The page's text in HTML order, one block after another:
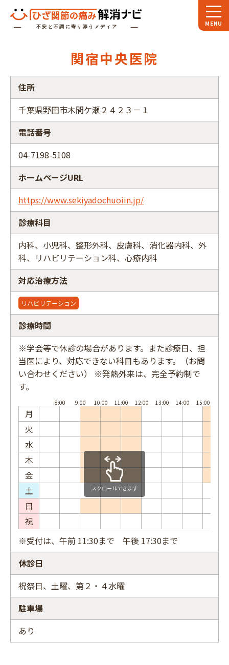
スペシャル対談
専門家インタビュー
関節大全
ひざ関節ナビについて
関宿中央医院
住所
千葉県野田市木間ケ瀬２４２３－１
電話番号
04-7198-5108
ホームページURL
https://www.sekiyadochuoiin.jp/
診療科目
内科、小児科、整形外科、皮膚科、消化器内科、外
科、リハビリテーション科、心療内科
対応治療方法
リハビリテーション
診療時間
※学会等で休診の場合があります。また診療日、担
当医により、対応できない科目もあります。（お問
い合わせください） ※発熱外来は、完全予約制で
す。
月
火
水
木
金
土
日
祝
スクロールできます
※受付は、午前 11:30まで 午後 17:30まで
休診日
祝祭日、土曜、第２・４水曜
駐車場
あり